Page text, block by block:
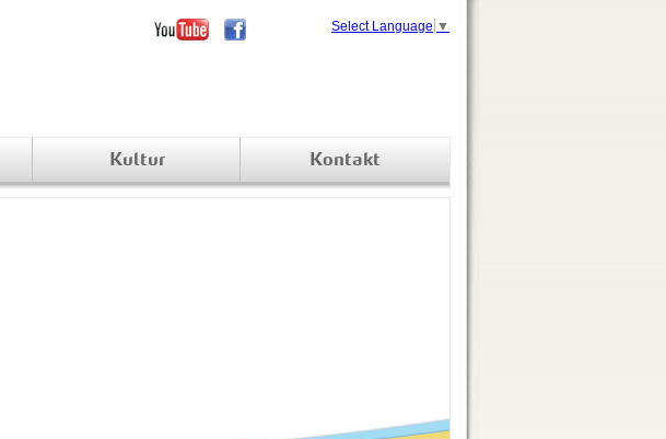
Kultur Kontakt
Select Language ▼